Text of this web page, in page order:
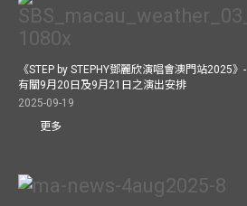
《STEP by STEPHY鄧麗欣演唱會澳門站2025》-
有關9月20日及9月21日之演出安排
2025-09-19
更多